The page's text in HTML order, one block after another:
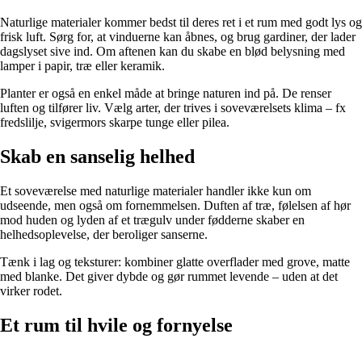
Naturlige materialer kommer bedst til deres ret i et rum med godt lys og
frisk luft. Sørg for, at vinduerne kan åbnes, og brug gardiner, der lader
dagslyset sive ind. Om aftenen kan du skabe en blød belysning med
lamper i papir, træ eller keramik.
Planter er også en enkel måde at bringe naturen ind på. De renser
luften og tilfører liv. Vælg arter, der trives i soveværelsets klima – fx
fredslilje, svigermors skarpe tunge eller pilea.
Skab en sanselig helhed
Et soveværelse med naturlige materialer handler ikke kun om
udseende, men også om fornemmelsen. Duften af træ, følelsen af hør
mod huden og lyden af et trægulv under fødderne skaber en
helhedsoplevelse, der beroliger sanserne.
Tænk i lag og teksturer: kombiner glatte overflader med grove, matte
med blanke. Det giver dybde og gør rummet levende – uden at det
virker rodet.
Et rum til hvile og fornyelse